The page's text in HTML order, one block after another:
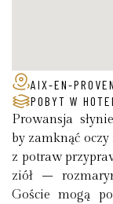
AIX-EN-
POBYT W
Prowansja
by zamknąć oczy
z potraw
ziół –
Goście mogą